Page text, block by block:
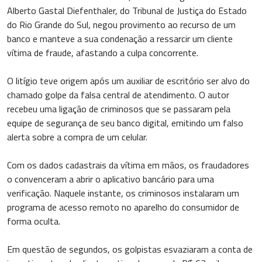
Alberto Gastal Diefenthaler, do Tribunal de Justiça do Estado
do Rio Grande do Sul, negou provimento ao recurso de um
banco e manteve a sua condenação a ressarcir um cliente
vítima de fraude, afastando a culpa concorrente.
O litígio teve origem após um auxiliar de escritório ser alvo do
chamado golpe da falsa central de atendimento. O autor
recebeu uma ligação de criminosos que se passaram pela
equipe de segurança de seu banco digital, emitindo um falso
alerta sobre a compra de um celular.
Com os dados cadastrais da vítima em mãos, os fraudadores
o convenceram a abrir o aplicativo bancário para uma
verificação. Naquele instante, os criminosos instalaram um
programa de acesso remoto no aparelho do consumidor de
forma oculta.
Em questão de segundos, os golpistas esvaziaram a conta de